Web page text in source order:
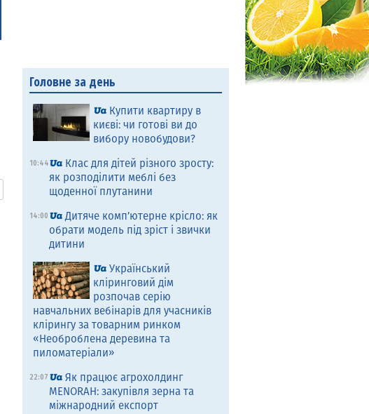
Головне за день
Купити квартиру в
києві: чи готові ви до
вибору новобудови?
10:44
Клас для дітей різного зросту:
як розподілити меблі без
щоденної плутанини
14:00
Дитяче комп’ютерне крісло: як
обрати модель під зріст і звички
дитини
Український
кліринговий дім
розпочав серію
навчальних вебінарів для учасників
клірингу за товарним ринком
«Необроблена деревина та
пиломатеріали»
22:07
Як працює агрохолдинг
MENORAH: закупівля зерна та
міжнародний експорт